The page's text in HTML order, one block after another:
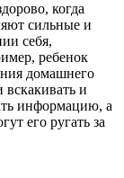
когда
сильные и
себя,
ребенок
домашнего
и
информацию, а
его ругать за